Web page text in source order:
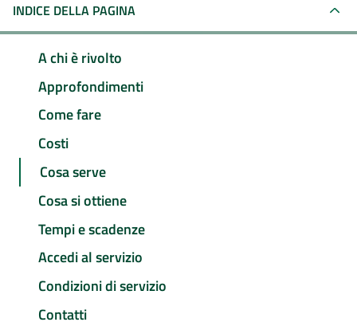
INDICE DELLA PAGINA
A chi è rivolto
Approfondimenti
Come fare
Costi
Cosa serve
Cosa si ottiene
Tempi e scadenze
Accedi al servizio
Condizioni di servizio
Contatti